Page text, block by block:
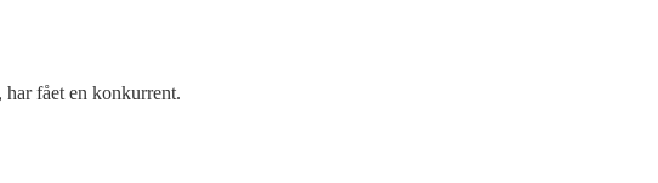
fået en konkurrent.